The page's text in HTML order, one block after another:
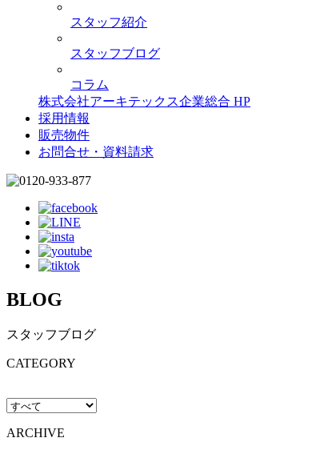
スタッフ紹介
スタッフブログ
コラム
株式会社アーキテックス企業総合 HP
採用情報
販売物件
お問合せ・資料請求
BLOG
スタッフブログ
CATEGORY
ARCHIVE